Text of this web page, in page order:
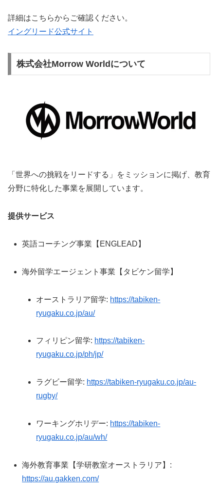
詳細はこちらからご確認ください。
イングリード公式サイト
株式会社Morrow Worldについて
「世界への挑戦をリードする」をミッションに掲げ、教育
分野に特化した事業を展開しています。
提供サービス
英語コーチング事業【ENGLEAD】
海外留学エージェント事業【タビケン留学】
オーストラリア留学: https://tabiken-
ryugaku.co.jp/au/
フィリピン留学: https://tabiken-
ryugaku.co.jp/ph/jp/
ラグビー留学: https://tabiken-ryugaku.co.jp/au-
rugby/
ワーキングホリデー: https://tabiken-
ryugaku.co.jp/au/wh/
海外教育事業【学研教室オーストラリア】:
https://au.gakken.com/